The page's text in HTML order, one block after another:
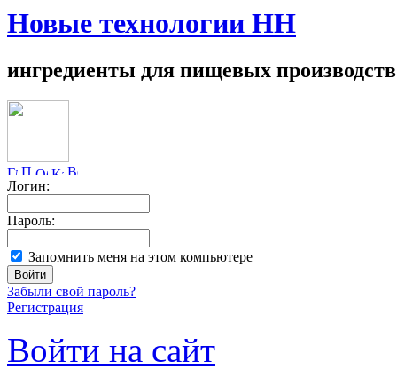
Новые технологии НН
ингредиенты для пищевых производств
Логин:
Пароль:
Запомнить меня на этом компьютере
Забыли свой пароль?
Регистрация
Войти на сайт